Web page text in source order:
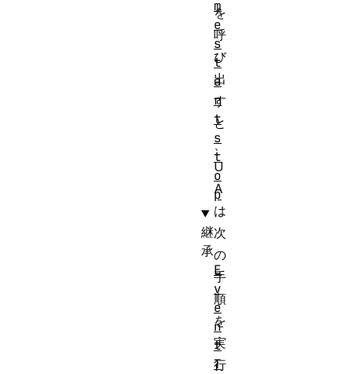
を
呼
び
出
す
と
、
U
A
は
次
の
手
順
を
実
行
m
e
s
t
a
r
t
s
t
o
p
継
承
E
v
e
n
t
T